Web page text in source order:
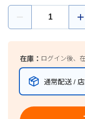
在庫： ログイン後、
通常配送 /